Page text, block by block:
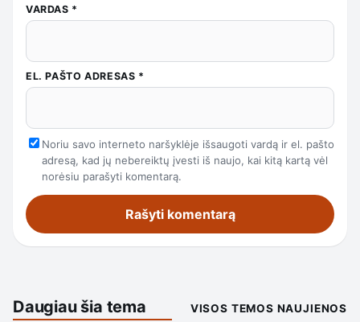
VARDAS *
EL. PAŠTO ADRESAS *
Noriu savo interneto naršyklėje išsaugoti vardą ir el. pašto
adresą, kad jų nebereiktų įvesti iš naujo, kai kitą kartą vėl
norėsiu parašyti komentarą.
Daugiau šia tema VISOS TEMOS NAUJIENOS